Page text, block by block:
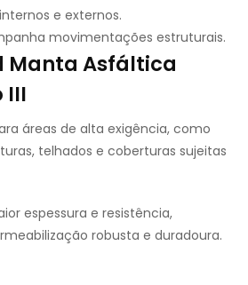
e externos.
movimentações estruturais.
Manta Asfáltica
III
áreas de alta exigência, como
telhados e coberturas sujeitas
espessura e resistência,
robusta e duradoura.